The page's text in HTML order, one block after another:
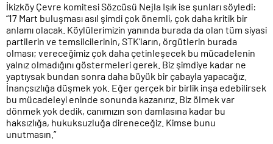
İkizköy Çevre komitesi Sözcüsü Nejla Işık ise şunları söyledi:
“17 Mart buluşması asıl şimdi çok önemli, çok daha kritik bir
anlamı olacak. Köylülerimizin yanında burada da olan tüm siyasi
partilerin ve temsilcilerinin, STK’ların, örgütlerin burada
olması; vereceğimiz çok daha çetinleşecek bu mücadelenin
yalnız olmadığını göstermeleri gerek. Biz şimdiye kadar ne
yaptıysak bundan sonra daha büyük bir çabayla yapacağız.
İnançsızlığa düşmek yok. Eğer gerçek bir birlik inşa edebilirsek
bu mücadeleyi eninde sonunda kazanırız. Biz ölmek var
dönmek yok dedik, canımızın son damlasına kadar bu
haksızlığa, hukuksuzluğa direneceğiz. Kimse bunu
unutmasın.”